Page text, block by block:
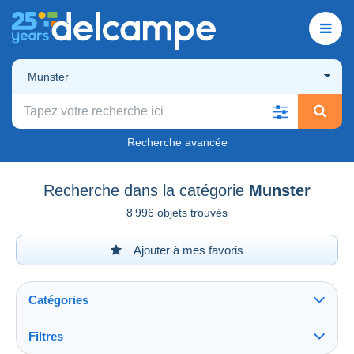
Munster
Recherche avancée
Recherche dans la catégorie Munster
8 996 objets trouvés
Ajouter à mes favoris
Catégories
Filtres